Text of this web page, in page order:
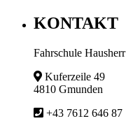
KONTAKT
Fahrschule
Kuferzeile 49
4810 Gmunden
+43 7612 646 87